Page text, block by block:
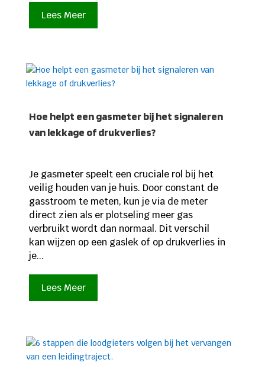
Lees Meer
Hoe helpt een gasmeter bij het signaleren
van lekkage of drukverlies?
Je gasmeter speelt een cruciale rol bij het
veilig houden van je huis. Door constant de
gasstroom te meten, kun je via de meter
direct zien als er plotseling meer gas
verbruikt wordt dan normaal. Dit verschil
kan wijzen op een gaslek of op drukverlies in
je...
Lees Meer